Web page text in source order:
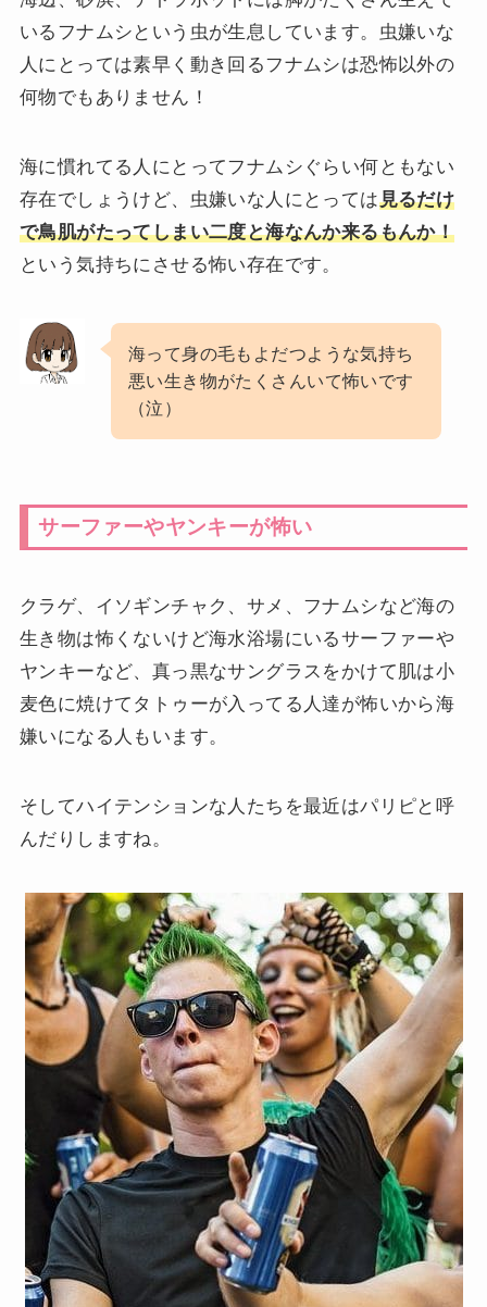
いるフナムシという虫が生息しています。虫嫌いな
人にとっては素早く動き回るフナムシは恐怖以外の
何物でもありません！
海に慣れてる人にとってフナムシぐらい何ともない
存在でしょうけど、虫嫌いな人にとっては見るだけ
で鳥肌がたってしまい二度と海なんか来るもんか！
という気持ちにさせる怖い存在です。
海って身の毛もよだつような気持ち
悪い生き物がたくさんいて怖いです
（泣）
サーファーやヤンキーが怖い
クラゲ、イソギンチャク、サメ、フナムシなど海の
生き物は怖くないけど海水浴場にいるサーファーや
ヤンキーなど、真っ黒なサングラスをかけて肌は小
麦色に焼けてタトゥーが入ってる人達が怖いから海
嫌いになる人もいます。
そしてハイテンションな人たちを最近はパリピと呼
んだりしますね。